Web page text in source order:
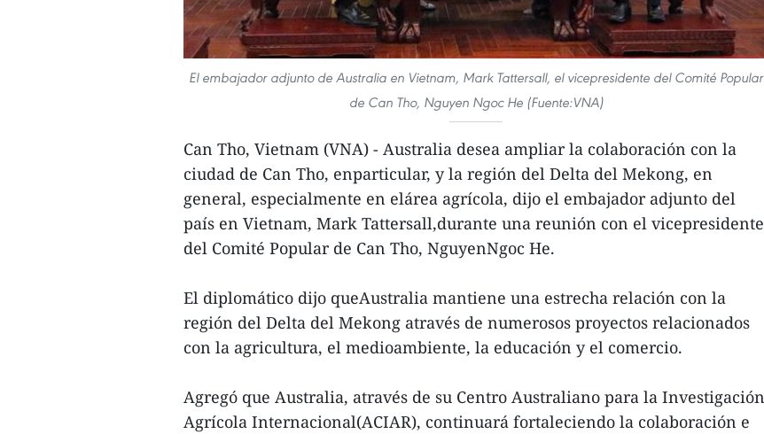
El embajador adjunto de Australia en Vietnam, Mark Tattersall, el vicepresidente del Comité Popular
de Can Tho, Nguyen Ngoc He (Fuente:VNA)
Can Tho, Vietnam (VNA) - Australia desea ampliar la colaboración con la
ciudad de Can Tho, enparticular, y la región del Delta del Mekong, en
general, especialmente en elárea agrícola, dijo el embajador adjunto del
país en Vietnam, Mark Tattersall,durante una reunión con el vicepresidente
del Comité Popular de Can Tho, NguyenNgoc He.
El diplomático dijo queAustralia mantiene una estrecha relación con la
región del Delta del Mekong através de numerosos proyectos relacionados
con la agricultura, el medioambiente, la educación y el comercio.
Agregó que Australia, através de su Centro Australiano para la Investigación
Agrícola Internacional(ACIAR), continuará fortaleciendo la colaboración e